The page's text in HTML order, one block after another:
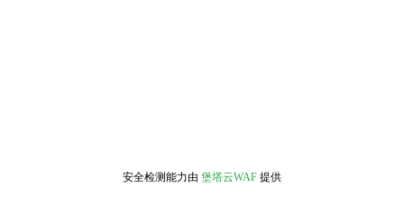
安全检测能力由 堡塔云WAF 提供